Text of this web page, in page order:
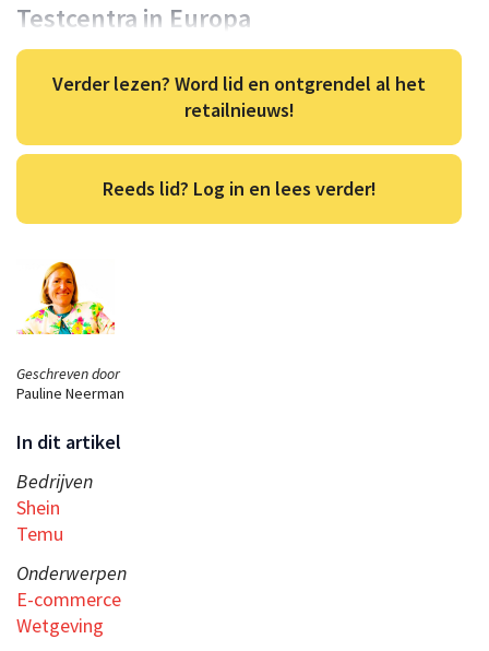
Geschreven door
Pauline Neerman
In dit artikel
Bedrijven
Shein
Temu
Onderwerpen
E-commerce
Wetgeving
Testcentra in Europa
Verder lezen? Word lid en ontgrendel al het
retailnieuws!
Reeds lid? Log in en lees verder!